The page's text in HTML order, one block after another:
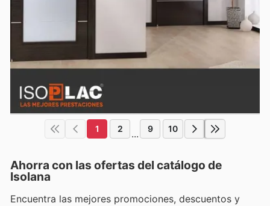
1 2 ... 9 10
Ahorra con las ofertas del catálogo de
Isolana
Encuentra las mejores promociones, descuentos y